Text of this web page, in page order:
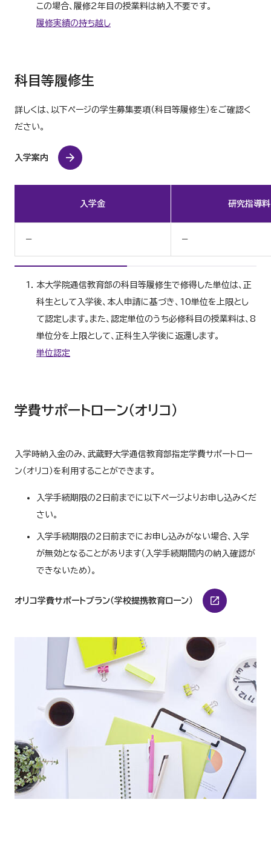
この場合、履修2年目の授業料は納入不要です。
履修実績の持ち越し
科目等履修生
詳しくは、以下ページの学生募集要項（科目等履修生）をご確認く
ださい。
入学案内
入学金 研究指導料
－ －
本大学院通信教育部の科目等履修生で修得した単位は、正
科生として入学後、本人申請に基づき、10単位を上限とし
て認定します。また、認定単位のうち必修科目の授業料は、8
単位分を上限として、正科生入学後に返還します。
単位認定
学費サポートローン（オリコ）
入学時納入金のみ、武蔵野大学通信教育部指定学費サポートロー
ン（オリコ）を利用することができます。
入学手続期限の２日前までに以下ページよりお申し込みくだ
さい。
入学手続期限の２日前までにお申し込みがない場合、入学
が無効となることがあります（入学手続期間内の納入確認が
できないため）。
オリコ学費サポートプラン（学校提携教育ローン）